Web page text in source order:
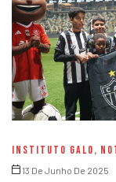
INSTITUTO GALO,
13 De Junho De 2025